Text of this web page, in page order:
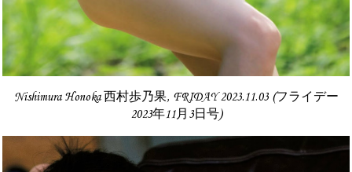
Nishimura Honoka 西村歩乃果, FRIDAY 2023.11.03 (フライデー
2023年11月3日号)